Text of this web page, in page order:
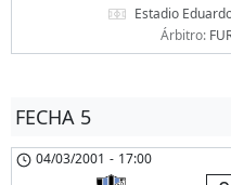
Estadio
Árbitro:
FECHA 5
04/03/2001 - 17:00